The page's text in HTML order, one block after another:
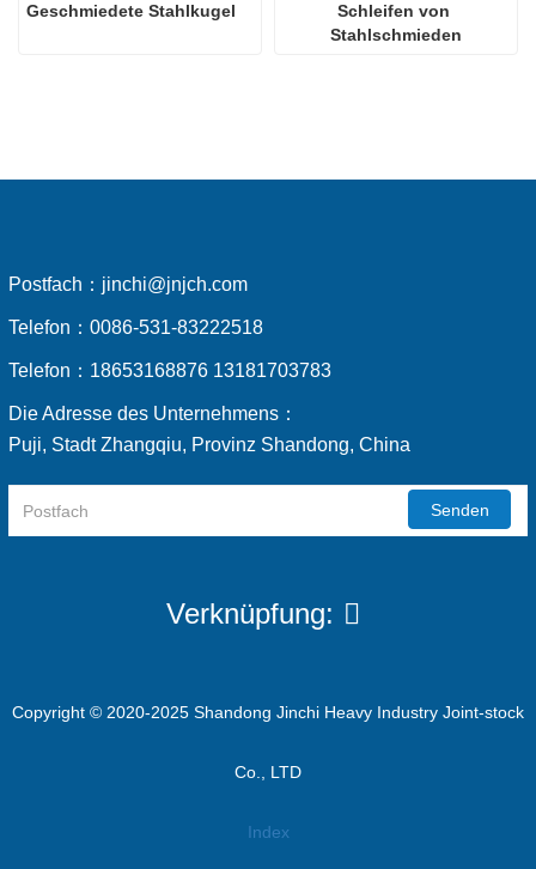
Geschmiedete Stahlkugel
Schleifen von
Stahlschmieden
Postfach： jinchi@jnjch.com
Telefon： 0086-531-83222518
Telefon： 18653168876 13181703783
Die Adresse des Unternehmens：
Puji, Stadt Zhangqiu, Provinz Shandong, China
Senden
Verknüpfung:
Copyright © 2020-2025 Shandong Jinchi Heavy Industry Joint-stock
Co., LTD
Index